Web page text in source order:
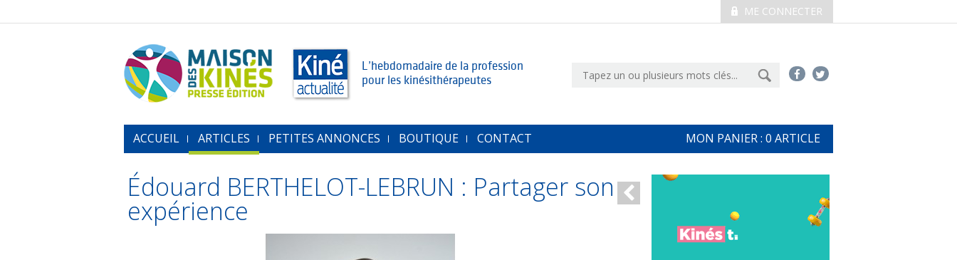
ME CONNECTER
L’hebdomadaire de la profession
pour les kinésithérapeutes
ACCUEIL ARTICLES PETITES ANNONCES BOUTIQUE CONTACT MON PANIER : 0 ARTICLE
Édouard BERTHELOT-LEBRUN : Partager son
expérience